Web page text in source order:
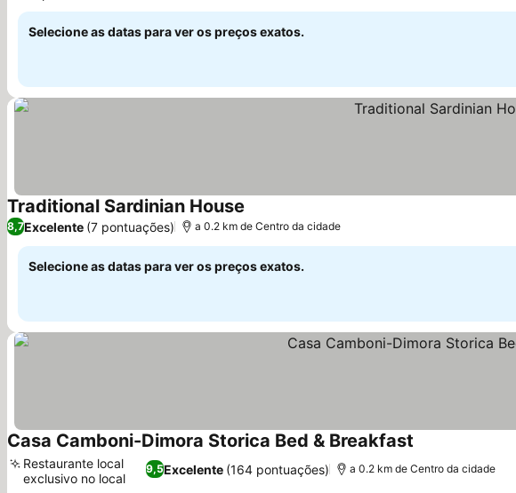
Selecione as datas para ver os preços exatos.
Traditional Sardinian House
8,7Excelente (7 pontuações) a 0.2 km de Centro da cidade
Selecione as datas para ver os preços exatos.
Casa Camboni-Dimora Storica Bed & Breakfast
9,5Excelente (164 pontuações)
Restaurante local
exclusivo no local
a 0.2 km de Centro da cidade